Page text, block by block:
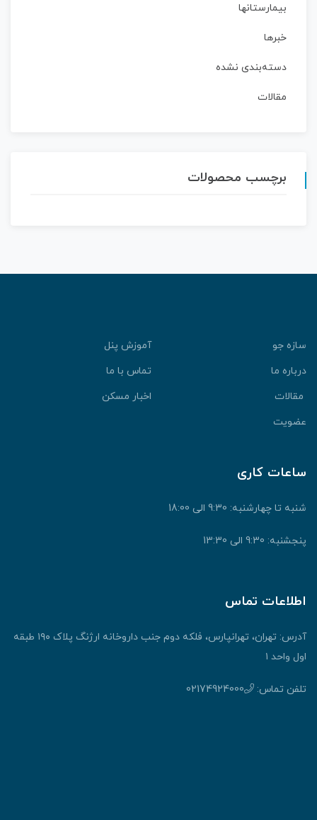
بیمارستانها
خبرها
دسته‌بندی نشده
مقالات
برچسب محصولات
سازه جو
آموزش پنل
درباره ما
تماس با ما
مقالات
اخبار مسکن
عضویت
ساعات کاری
شنبه تا چهارشنبه: 9:30 الی 18:00
پنجشنبه: 9:30 الی 13:30
اطلاعات تماس
آدرس: تهران، تهرانپارس، فلکه دوم جنب داروخانه ارژنگ پلاک ۱۹۰ طبقه
اول واحد ۱
تلفن تماس: 02174924000